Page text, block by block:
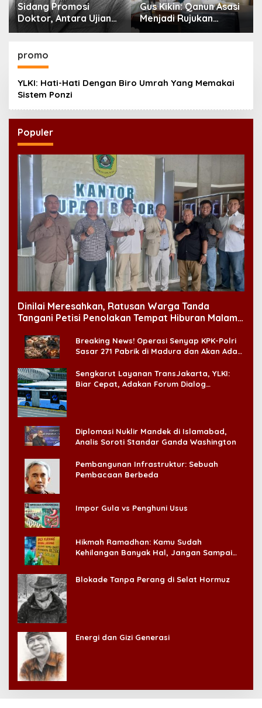
Sidang Promosi
Doktor, Antara Ujian
Ilmiah dan Pesta
Gus Kikin: Qanun Asasi
Menjadi Rujukan
Tertinggi NU,
promo
YLKI: Hati-Hati Dengan Biro Umrah Yang Memakai
Sistem Ponzi
Populer
Dinilai Meresahkan, Ratusan Warga Tanda
Tangani Petisi Penolakan Tempat Hiburan Malam
Breaking News! Operasi Senyap KPK-Polri
Sasar 271 Pabrik di Madura dan Akan Ada
Sengkarut Layanan TransJakarta, YLKI:
Biar Cepat, Adakan Forum Dialog
Diplomasi Nuklir Mandek di Islamabad,
Analis Soroti Standar Ganda Washington
Pembangunan Infrastruktur: Sebuah
Pembacaan Berbeda
Impor Gula vs Penghuni Usus
Hikmah Ramadhan: Kamu Sudah
Kehilangan Banyak Hal, Jangan Sampai
Blokade Tanpa Perang di Selat Hormuz
Energi dan Gizi Generasi